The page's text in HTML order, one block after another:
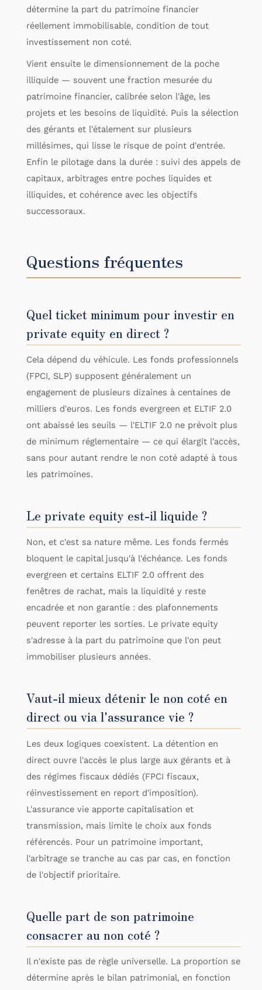
détermine la part du patrimoine financier
réellement immobilisable, condition de tout
investissement non coté.
Vient ensuite le dimensionnement de la poche
illiquide — souvent une fraction mesurée du
patrimoine financier, calibrée selon l'âge, les
projets et les besoins de liquidité. Puis la sélection
des gérants et l'étalement sur plusieurs
millésimes, qui lisse le risque de point d'entrée.
Enfin le pilotage dans la durée : suivi des appels de
capitaux, arbitrages entre poches liquides et
illiquides, et cohérence avec les objectifs
successoraux.
Questions fréquentes
Quel ticket minimum pour investir en
private equity en direct ?
Cela dépend du véhicule. Les fonds professionnels
(FPCI, SLP) supposent généralement un
engagement de plusieurs dizaines à centaines de
milliers d'euros. Les fonds evergreen et ELTIF 2.0
ont abaissé les seuils — l'ELTIF 2.0 ne prévoit plus
de minimum réglementaire — ce qui élargit l'accès,
sans pour autant rendre le non coté adapté à tous
les patrimoines.
Le private equity est-il liquide ?
Non, et c'est sa nature même. Les fonds fermés
bloquent le capital jusqu'à l'échéance. Les fonds
evergreen et certains ELTIF 2.0 offrent des
fenêtres de rachat, mais la liquidité y reste
encadrée et non garantie : des plafonnements
peuvent reporter les sorties. Le private equity
s'adresse à la part du patrimoine que l'on peut
immobiliser plusieurs années.
Vaut-il mieux détenir le non coté en
direct ou via l'assurance vie ?
Les deux logiques coexistent. La détention en
direct ouvre l'accès le plus large aux gérants et à
des régimes fiscaux dédiés (FPCI fiscaux,
réinvestissement en report d'imposition).
L'assurance vie apporte capitalisation et
transmission, mais limite le choix aux fonds
référencés. Pour un patrimoine important,
l'arbitrage se tranche au cas par cas, en fonction
de l'objectif prioritaire.
Quelle part de son patrimoine
consacrer au non coté ?
Il n'existe pas de règle universelle. La proportion se
détermine après le bilan patrimonial, en fonction